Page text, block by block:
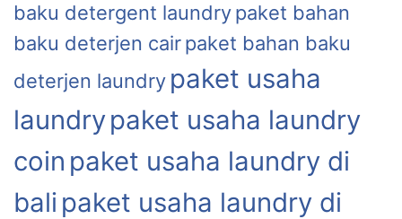
baku detergent laundrypaket bahan
baku deterjen cairpaket bahan baku
deterjen laundry paket usaha
laundrypaket usaha laundry
coin paket usaha laundry di
bali paket usaha laundry di